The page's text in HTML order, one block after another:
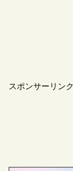
スポンサーリンク